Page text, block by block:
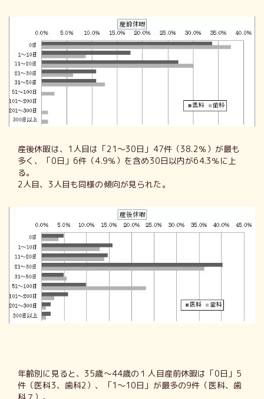
産後休暇は、1人目は「21～30日」47件（38.2％）が最も
多く、「0日」6件（4.9％）を含め30日以内が64.3％に上
る。
2人目、3人目も同様の傾向が見られた。
年齢別に見ると、35歳～44歳の１人目産前休暇は「0日」5
件（医科3、歯科2）、「1～10日」が最多の9件（医科、歯